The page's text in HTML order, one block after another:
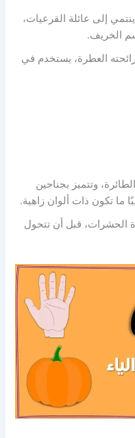
إلى عائلة القرعيات،
الخريف.
العطرة، يستخدم في
وتتميز بجناحين
ما تكون ذات ألوان زاهية.
قبل أن تتحول